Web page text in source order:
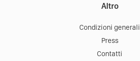
Altro
Condizioni generali
Press
Contatti